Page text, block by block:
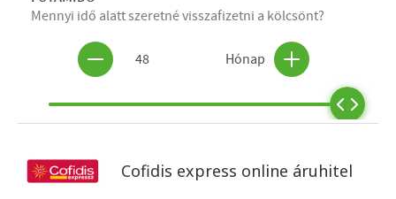
Cofidis express online áruhitel